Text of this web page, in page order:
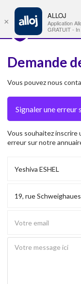
Demande
Vous pouvez nous
Vous souhaitez inscrire
erreur sur notre
×
ALLOJ
Application
GRATUIT -